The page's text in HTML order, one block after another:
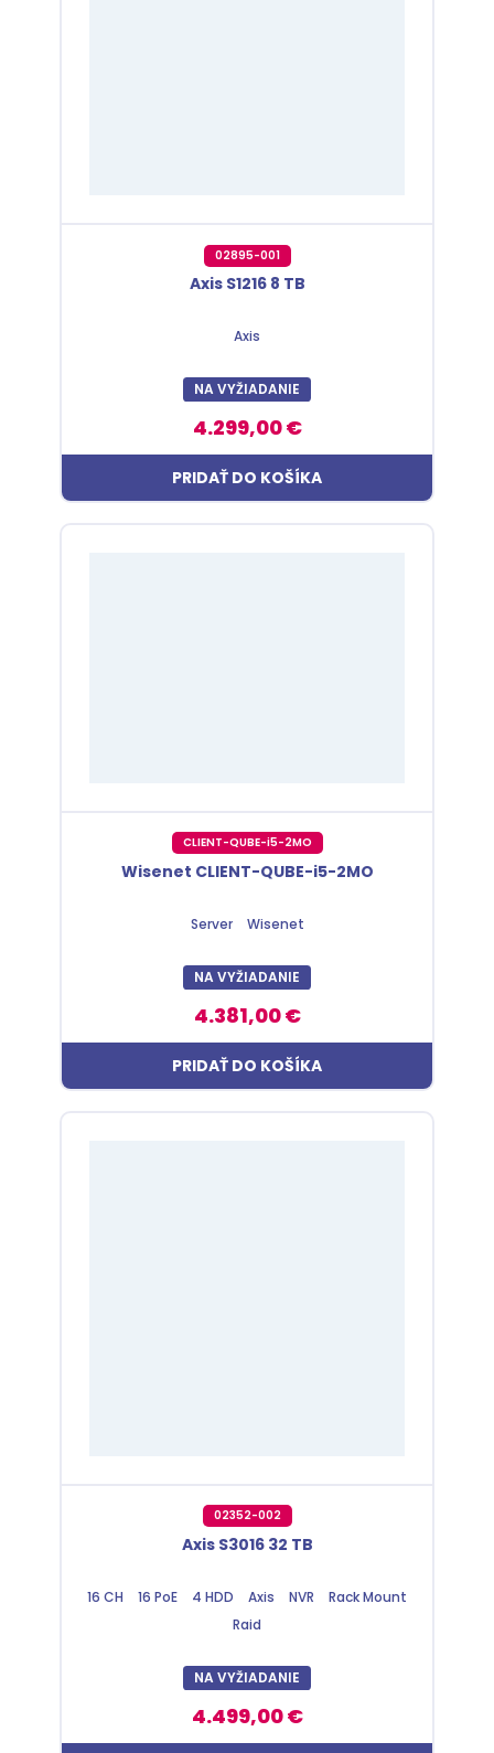
02895-001
Axis S1216 8 TB
Axis
NA VYŽIADANIE
4.299,00 €
PRIDAŤ DO KOŠÍKA
CLIENT-QUBE-i5-2MO
Wisenet CLIENT-QUBE-i5-2MO
Server Wisenet
NA VYŽIADANIE
4.381,00 €
PRIDAŤ DO KOŠÍKA
02352-002
Axis S3016 32 TB
16 CH 16 PoE 4 HDD Axis NVR
Rack Mount
Raid
NA VYŽIADANIE
4.499,00 €